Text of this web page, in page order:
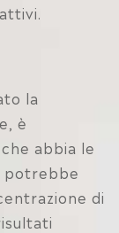
la
è
abbia le
potrebbe
di